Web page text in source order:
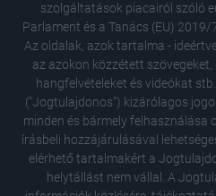
szolgáltatások piacairól szóló
Parlament és a Tanács (EU)
Az oldalak, azok tartalma -
az azokon közzétett
hangfelvételeket és videókat
("Jogtulajdonos") kizárólagos
minden és bármely felhasználása
írásbeli hozzájárulásával
elérhető tartalmakért a
helytállást nem vállal. A